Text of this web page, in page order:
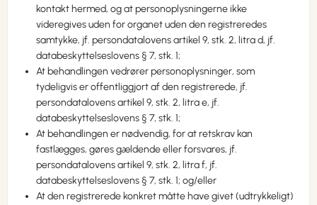
kontakt hermed, og at personoplysningerne ikke
videregives uden for organet uden den registreredes
samtykke, jf. persondatalovens artikel 9, stk. 2, litra d, jf.
databeskyttelseslovens § 7, stk. 1;
At behandlingen vedrører personoplysninger, som
tydeligvis er offentliggjort af den registrerede, jf.
persondatalovens artikel 9, stk. 2, litra e, jf.
databeskyttelseslovens § 7, stk. 1;
At behandlingen er nødvendig, for at retskrav kan
fastlægges, gøres gældende eller forsvares, jf.
persondatalovens artikel 9, stk. 2, litra f, jf.
databeskyttelseslovens § 7, stk. 1; og/eller
At den registrerede konkret måtte have givet (udtrykkeligt)